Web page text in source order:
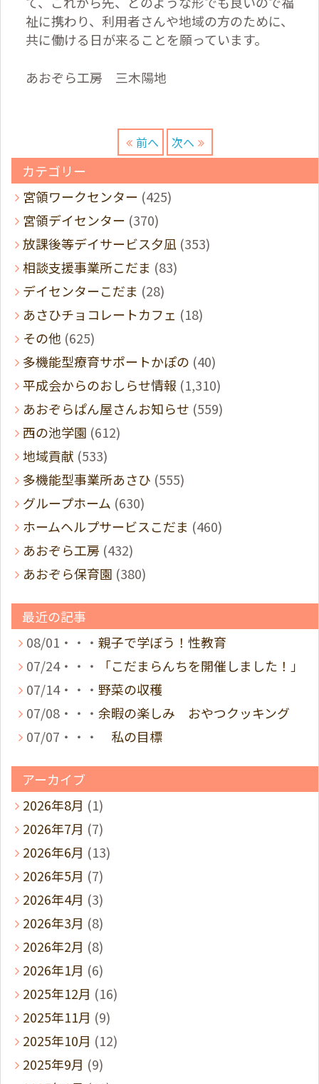
祉に携わり、利用者さんや地域の方のために、
共に働ける日が来ることを願っています。
あおぞら工房 三木陽地
前へ 次へ
カテゴリー
宮領ワークセンター (425)
宮領デイセンター (370)
放課後等デイサービス夕凪 (353)
相談支援事業所こだま (83)
デイセンターこだま (28)
あさひチョコレートカフェ (18)
その他 (625)
多機能型療育サポートかぽの (40)
平成会からのおしらせ情報 (1,310)
あおぞらぱん屋さんお知らせ (559)
西の池学園 (612)
地域貢献 (533)
多機能型事業所あさひ (555)
グループホーム (630)
ホームヘルプサービスこだま (460)
あおぞら工房 (432)
あおぞら保育園 (380)
最近の記事
08/01・・・ 親子で学ぼう！性教育
07/24・・・
「こだまらんちを開催しました！」
07/14・・・ 野菜の収穫
07/08・・・ 余暇の楽しみ おやつクッキング
07/07・・・
私の目標
アーカイブ
2026年8月 (1)
2026年7月 (7)
2026年6月 (13)
2026年5月 (7)
2026年4月 (3)
2026年3月 (8)
2026年2月 (8)
2026年1月 (6)
2025年12月 (16)
2025年11月 (9)
2025年10月 (12)
2025年9月 (9)